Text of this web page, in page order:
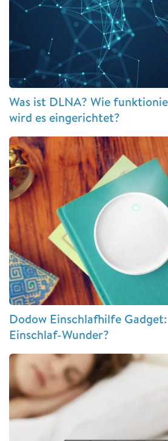
Was ist DLNA? Wie
wird es eingerichtet?
Dodow Einschlafhilfe
Einschlaf-Wunder?